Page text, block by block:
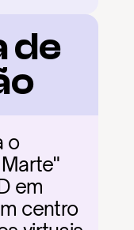
de
o
em
centro